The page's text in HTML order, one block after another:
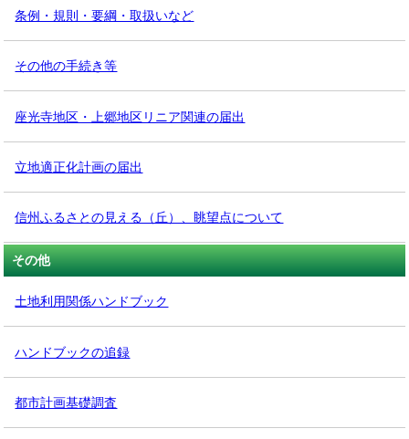
条例・規則・要綱・取扱いなど
その他の手続き等
座光寺地区・上郷地区リニア関連の届出
立地適正化計画の届出
信州ふるさとの見える（丘）、眺望点について
その他
土地利用関係ハンドブック
ハンドブックの追録
都市計画基礎調査